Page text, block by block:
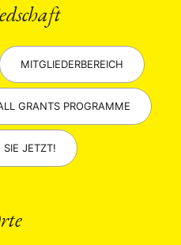
MITGLIEDERBEREICH
GRANTS PROGRAMME
SIE JETZT!